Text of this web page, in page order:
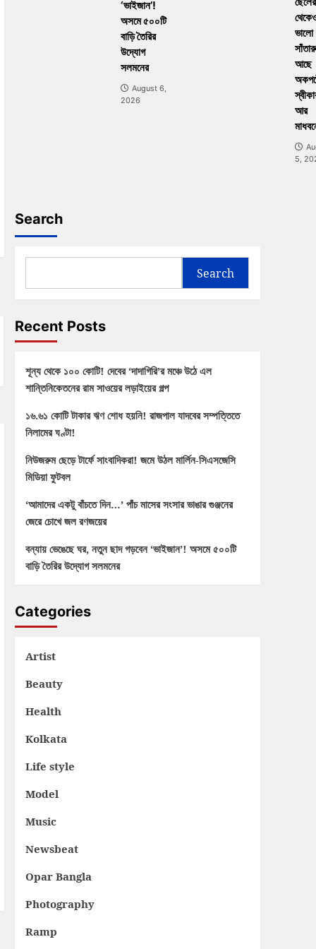
‘ভাইজান’!
অসমে ৫০০টি
বাড়ি তৈরির
উদ্যোগ
সলমনের
August 6,
2026
ভালো
সাঁতারু
আছে
আর
5,
Search
Search
Recent Posts
শূন্য থেকে ১০০ কোটি! দেবের ‘দাদাগিরি’র মঞ্চে উঠে এল
শান্তিনিকেতনের রাম সাওয়ের লড়াইয়ের গল্প
১৬.৬১ কোটি টাকার ঋণ শোধ হয়নি! রাজপাল যাদবের সম্পত্তিতে
নিলামের ঘণ্টা!
নিউজরুম ছেড়ে টার্ফে সাংবাদিকরা! জমে উঠল মার্লিন-সিএসজেসি
মিডিয়া ফুটবল
‘আমাদের একটু বাঁচতে দিন…’ পাঁচ মাসের সংসার ভাঙার গুঞ্জনের
জেরে চোখে জল রণজয়ের
বন্যায় ভেঙেছে ঘর, নতুন ছাদ গড়বেন ‘ভাইজান’! অসমে ৫০০টি
বাড়ি তৈরির উদ্যোগ সলমনের
Categories
Artist
Beauty
Health
Kolkata
Life style
Model
Music
Newsbeat
Opar Bangla
Photography
Ramp